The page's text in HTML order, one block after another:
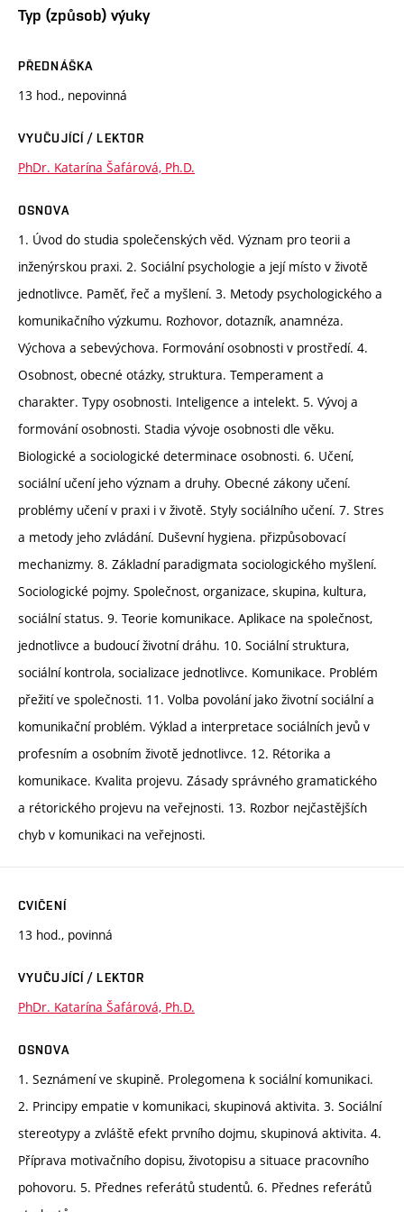
Typ (způsob) výuky
PŘEDNÁŠKA
13 hod., nepovinná
VYUČUJÍCÍ / LEKTOR
PhDr. Katarína Šafárová, Ph.D.
OSNOVA
1. Úvod do studia společenských věd. Význam pro teorii a
inženýrskou praxi. 2. Sociální psychologie a její místo v životě
jednotlivce. Paměť, řeč a myšlení. 3. Metody psychologického a
komunikačního výzkumu. Rozhovor, dotazník, anamnéza.
Výchova a sebevýchova. Formování osobnosti v prostředí. 4.
Osobnost, obecné otázky, struktura. Temperament a
charakter. Typy osobnosti. Inteligence a intelekt. 5. Vývoj a
formování osobnosti. Stadia vývoje osobnosti dle věku.
Biologické a sociologické determinace osobnosti. 6. Učení,
sociální učení jeho význam a druhy. Obecné zákony učení.
problémy učení v praxi i v životě. Styly sociálního učení. 7. Stres
a metody jeho zvládání. Duševní hygiena. přizpůsobovací
mechanizmy. 8. Základní paradigmata sociologického myšlení.
Sociologické pojmy. Společnost, organizace, skupina, kultura,
sociální status. 9. Teorie komunikace. Aplikace na společnost,
jednotlivce a budoucí životní dráhu. 10. Sociální struktura,
sociální kontrola, socializace jednotlivce. Komunikace. Problém
přežití ve společnosti. 11. Volba povolání jako životní sociální a
komunikační problém. Výklad a interpretace sociálních jevů v
profesním a osobním životě jednotlivce. 12. Rétorika a
komunikace. Kvalita projevu. Zásady správného gramatického
a rétorického projevu na veřejnosti. 13. Rozbor nejčastějších
chyb v komunikaci na veřejnosti.
CVIČENÍ
13 hod., povinná
VYUČUJÍCÍ / LEKTOR
PhDr. Katarína Šafárová, Ph.D.
OSNOVA
1. Seznámení ve skupině. Prolegomena k sociální komunikaci.
2. Principy empatie v komunikaci, skupinová aktivita. 3. Sociální
stereotypy a zvláště efekt prvního dojmu, skupinová aktivita. 4.
Příprava motivačního dopisu, životopisu a situace pracovního
pohovoru. 5. Přednes referátů studentů. 6. Přednes referátů